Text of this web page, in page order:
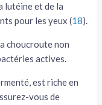
lutéine et de la
pour les yeux (18).
choucroute non
actives.
est riche en
vous de